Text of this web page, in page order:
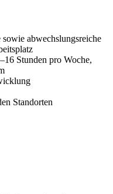
abwechslungsreiche
Stunden pro Woche,
Standorten